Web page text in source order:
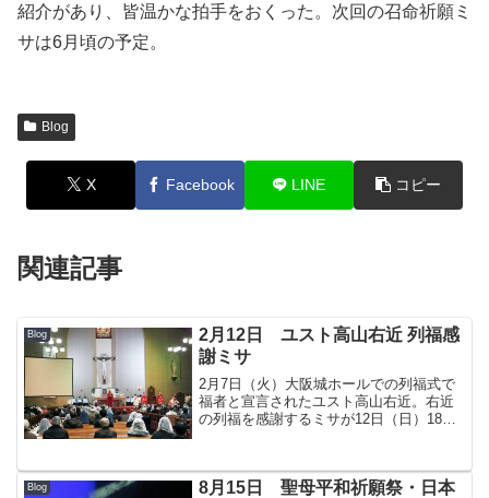
紹介があり、皆温かな拍手をおくった。次回の召命祈願ミ
サは6月頃の予定。
Blog
X Facebook LINE コピー
関連記事
Blog
2月12日 ユスト高山右近 列福感
謝ミサ
2月7日（火）大阪城ホールでの列福式で
福者と宣言されたユスト高山右近。右近
の列福を感謝するミサが12日（日）18時
修道者、信徒らが祈った。 髙見大司教
は、命を懸けて信...
Blog
8月15日 聖母平和祈願祭・日本